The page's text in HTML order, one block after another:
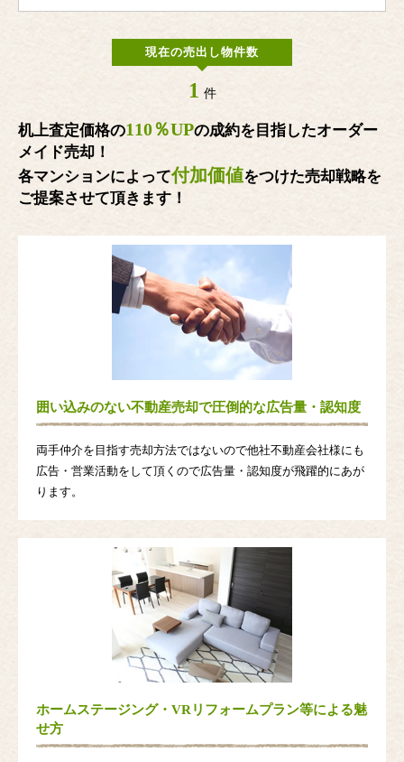
現在の売出し物件数
1 件
机上査定価格の110％UPの成約を目指したオーダー
メイド売却！
各マンションによって付加価値をつけた売却戦略を
ご提案させて頂きます！
囲い込みのない不動産売却で圧倒的な広告量・認知度
両手仲介を目指す売却方法ではないので他社不動産会社様にも
広告・営業活動をして頂くので広告量・認知度が飛躍的にあが
ります。
ホームステージング・VRリフォームプラン等による魅
せ方